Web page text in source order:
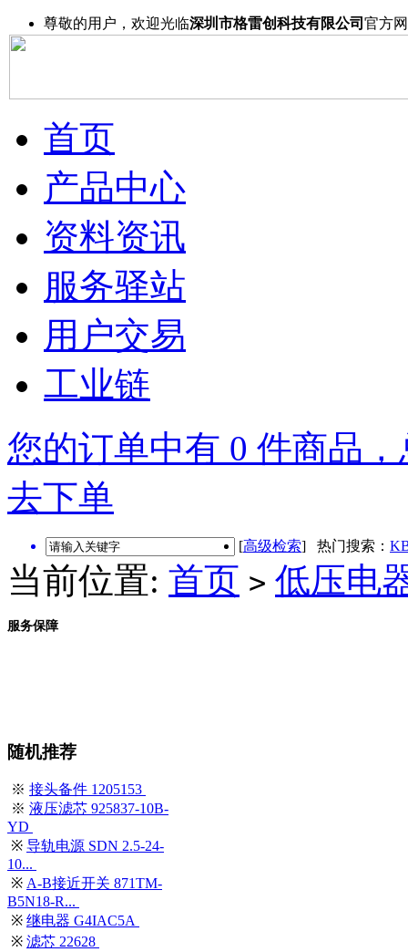
尊敬的用户，欢迎光临深圳市格雷创科技有限公司 官方
首页
产品中心
资料资讯
服务驿站
用户交易
工业链
您的订单中有 0 件商品
去下单
[高级检索] 热门搜索：
当前位置: 首页 > 低压电
服务保障
随机推荐
※ 接头备件 1205153
※ 液压滤芯 925837-10B-
YD
※ 导轨电源 SDN 2.5-24-
10...
※ A-B接近开关 871TM-
B5N18-R...
※ 继电器 G4IAC5A
※ 滤芯 22628